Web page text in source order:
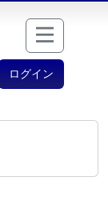
ログイン